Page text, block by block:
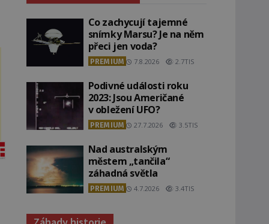
Co zachycují tajemné
snímky Marsu? Je na něm
přeci jen voda?
PREMIUM 7.8.2026 2.7TIS
Podivné události roku
2023: Jsou Američané
v obležení UFO?
PREMIUM 27.7.2026 3.5TIS
Nad australským
městem „tančila“
záhadná světla
PREMIUM 4.7.2026 3.4TIS